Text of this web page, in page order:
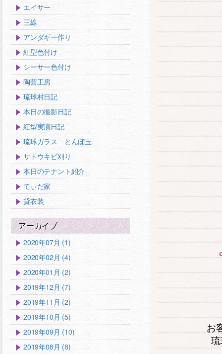
お
エイサー
三線
アンダギー作り
紅型色付け
シーサー色付け
陶芸工房
琉球村日記
本日の撮影日記
紅型実演日記
琉球ガラス とんぼ玉
サトウキビ刈り
本日のテナント紹介
てぃだ家
貸衣装
アーカイブ
2020年07月 (1)
2020年02月 (4)
2020年01月 (2)
2019年12月 (7)
2019年11月 (2)
2019年10月 (5)
2019年09月 (10)
2019年08月 (8)